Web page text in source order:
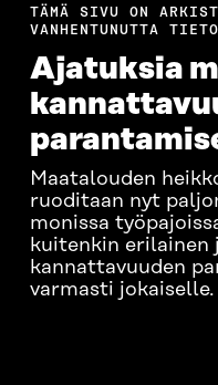
TÄMÄ SIVU ON
VANHENTUNUTTA
Ajatuksia
Maatalouden
ruoditaan nyt
monissa
kuitenkin erilainen
kannattavuuden
varmasti jokaiselle.